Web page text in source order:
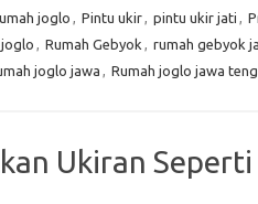
joglo , Pintu ukir, pintu ukir jati ,
, Rumah Gebyok , rumah gebyok
joglo jawa , Rumah joglo jawa
Ukiran Seperti